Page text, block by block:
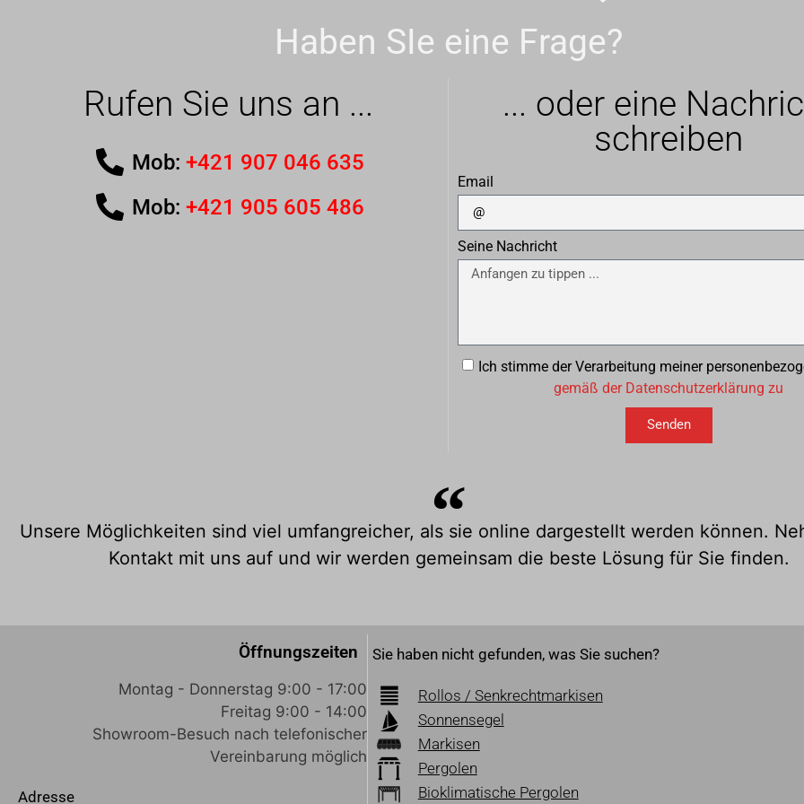
Haben SIe eine Frage?
Rufen Sie uns an ...
Mob: +421 907 046 635
Mob: +421 905 605 486
... oder eine
schreiben
Email
Seine Nachricht
Ich stimme der Verarbeitung meiner
gemäß der Datenschutzerklärung zu
Senden
Unsere Möglichkeiten sind viel umfangreicher, als sie online dargestellt werden können.
Kontakt mit uns auf und wir werden gemeinsam die beste Lösung für Sie finden.
Öffnungszeiten
Montag - Donnerstag 9:00 - 17:00
Freitag 9:00 - 14:00
Showroom-Besuch nach telefonischer
Vereinbarung möglich
Adresse
Sie haben nicht gefunden, was Sie suchen?
Rollos / Senkrechtmarkisen
Sonnensegel
Markisen
Pergolen
Bioklimatische Pergolen